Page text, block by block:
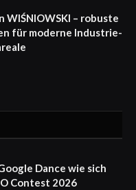
WIŚNIOWSKI – robuste
für moderne Industrie-
Dance wie sich
Contest 2026